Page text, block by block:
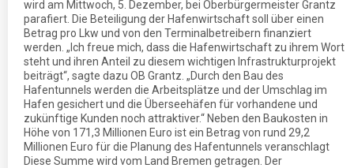
wird am Mittwoch, 5. Dezember, bei Oberbürgermeister Grantz
parafiert. Die Beteiligung der Hafenwirtschaft soll über einen
Betrag pro Lkw und von den Terminalbetreibern finanziert
werden. „Ich freue mich, dass die Hafenwirtschaft zu ihrem Wort
steht und ihren Anteil zu diesem wichtigen Infrastrukturprojekt
beiträgt“, sagte dazu OB Grantz. „Durch den Bau des
Hafentunnels werden die Arbeitsplätze und der Umschlag im
Hafen gesichert und die Überseehäfen für vorhandene und
zukünftige Kunden noch attraktiver.“ Neben den Baukosten in
Höhe von 171,3 Millionen Euro ist ein Betrag von rund 29,2
Millionen Euro für die Planung des Hafentunnels veranschlagt
Diese Summe wird vom Land Bremen getragen. Der